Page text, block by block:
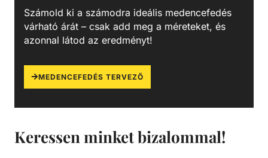
Keressen minket bizalommal!
Számold ki a számodra ideális medencefedés
várható árát – csak add meg a méreteket, és
azonnal látod az eredményt!
MEDENCEFEDÉS TERVEZŐ